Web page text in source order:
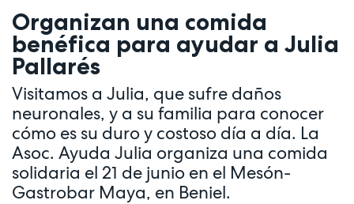
Organizan una comida
benéfica para ayudar a Julia
Pallarés
Visitamos a Julia, que sufre daños
neuronales, y a su familia para conocer
cómo es su duro y costoso día a día. La
Asoc. Ayuda Julia organiza una comida
solidaria el 21 de junio en el Mesón-
Gastrobar Maya, en Beniel.